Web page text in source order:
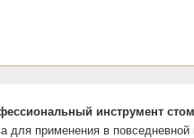
инструмент
для применения в повседневной